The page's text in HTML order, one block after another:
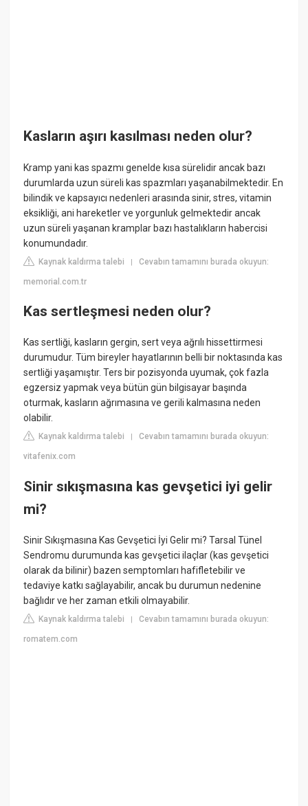
Kasların aşırı kasılması neden olur?
Kramp yani kas spazmı genelde kısa sürelidir ancak bazı
durumlarda uzun süreli kas spazmları yaşanabilmektedir. En
bilindik ve kapsayıcı nedenleri arasında sinir, stres, vitamin
eksikliği, ani hareketler ve yorgunluk gelmektedir ancak
uzun süreli yaşanan kramplar bazı hastalıkların habercisi
konumundadır.
Kaynak kaldırma talebi |Cevabın tamamını burada okuyun:
memorial.com.tr
Kas sertleşmesi neden olur?
Kas sertliği, kasların gergin, sert veya ağrılı hissettirmesi
durumudur. Tüm bireyler hayatlarının belli bir noktasında kas
sertliği yaşamıştır. Ters bir pozisyonda uyumak, çok fazla
egzersiz yapmak veya bütün gün bilgisayar başında
oturmak, kasların ağrımasına ve gerili kalmasına neden
olabilir.
Kaynak kaldırma talebi |Cevabın tamamını burada okuyun:
vitafenix.com
Sinir sıkışmasına kas gevşetici iyi gelir
mi?
Sinir Sıkışmasına Kas Gevşetici İyi Gelir mi? Tarsal Tünel
Sendromu durumunda kas gevşetici ilaçlar (kas gevşetici
olarak da bilinir) bazen semptomları hafifletebilir ve
tedaviye katkı sağlayabilir, ancak bu durumun nedenine
bağlıdır ve her zaman etkili olmayabilir.
Kaynak kaldırma talebi |Cevabın tamamını burada okuyun:
romatem.com